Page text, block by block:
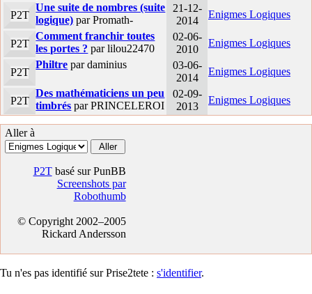
P2T
Une suite de nombres (suite
logique) par Promath-
21-12-
2014
Enigmes Logiques
P2T
Comment franchir toutes
les portes ? par lilou22470
02-06-
2010
Enigmes Logiques
P2T
Philtre par daminius
03-06-
2014
Enigmes Logiques
P2T
Des mathématiciens un peu
timbrés par PRINCELEROI
02-09-
2013
Enigmes Logiques
Aller à
P2Tbasé sur PunBB
Screenshots par
Robothumb
© Copyright 2002–2005
Rickard Andersson
Tu n'es pas identifié sur Prise2tete : s'identifier.